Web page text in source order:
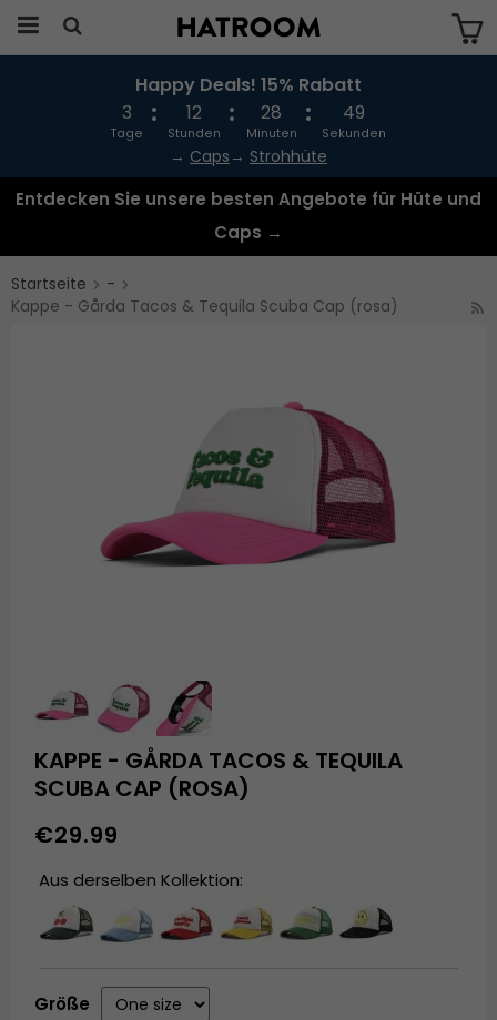
Das Produkt wurde in Ihren Warenkorb
gelegt
Happy Deals! 15% Rabatt
3
Tage
12
Stunden
28
Minuten
49
Sekunden
→ Caps → Strohhüte
Entdecken Sie unsere besten Angebote für Hüte und
Caps →
Startseite
-
Kappe - Gårda Tacos & Tequila Scuba Cap (rosa)
KAPPE - GÅRDA TACOS & TEQUILA
SCUBA CAP (ROSA)
€29.99
Aus derselben Kollektion:
Größe